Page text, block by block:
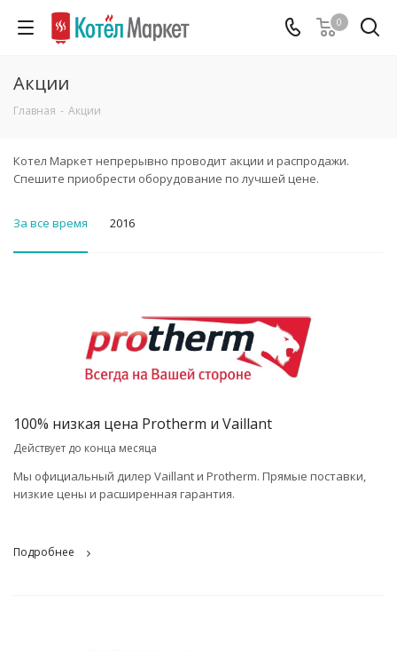
0
Акции
Главная - Акции
Котел Маркет непрерывно проводит акции и распродажи.
Спешите приобрести оборудование по лучшей цене.
За все время 2016
100% низкая цена Protherm и Vaillant
Действует до конца месяца
Мы официальный дилер Vaillant и Protherm. Прямые поставки,
низкие цены и расширенная гарантия.
Подробнее